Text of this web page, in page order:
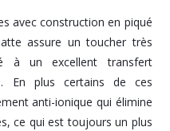
avec construction en piqué
assure un toucher très
à un excellent transfert
En plus certains de ces
anti-ionique qui élimine
ce qui est toujours un plus